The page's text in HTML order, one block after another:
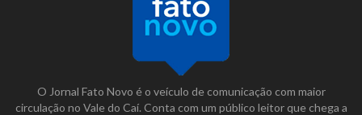
O Jornal Fato Novo é o veículo de comunicação com maior
circulação no Vale do Caí. Conta com um público leitor que chega a